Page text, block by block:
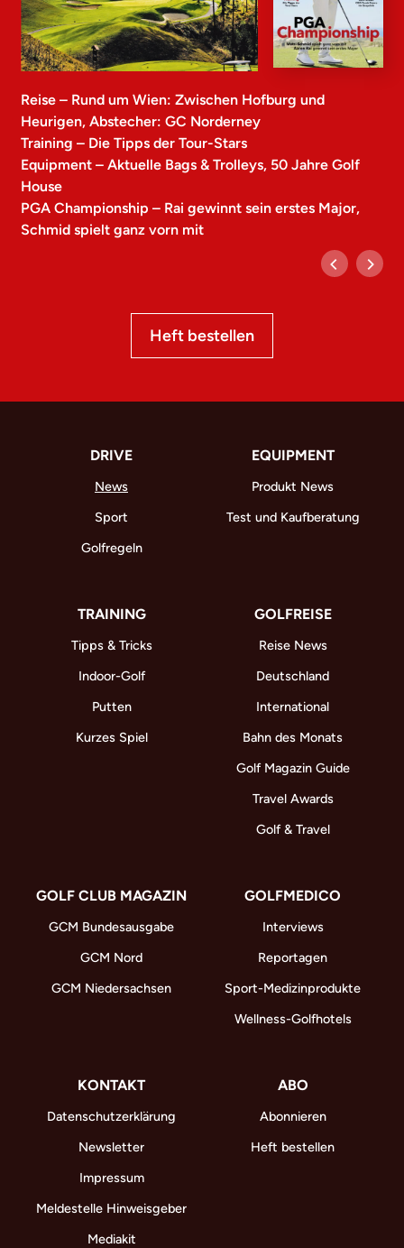
Reise – Rund um Wien: Zwischen Hofburg und
Heurigen, Abstecher: GC Norderney
Training – Die Tipps der Tour-Stars
Equipment – Aktuelle Bags & Trolleys, 50 Jahre Golf
House
PGA Championship – Rai gewinnt sein erstes Major,
Schmid spielt ganz vorn mit
Heft bestellen
DRIVE
News
Sport
Golfregeln
EQUIPMENT
Produkt News
Test und Kaufberatung
TRAINING
Tipps & Tricks
Indoor-Golf
Putten
Kurzes Spiel
GOLFREISE
Reise News
Deutschland
International
Bahn des Monats
Golf Magazin Guide
Travel Awards
Golf & Travel
GOLF CLUB MAGAZIN
GCM Bundesausgabe
GCM Nord
GCM Niedersachsen
GOLFMEDICO
Interviews
Reportagen
Sport-Medizinprodukte
Wellness-Golfhotels
KONTAKT
Datenschutzerklärung
Newsletter
Impressum
Meldestelle Hinweisgeber
Mediakit
ABO
Abonnieren
Heft bestellen